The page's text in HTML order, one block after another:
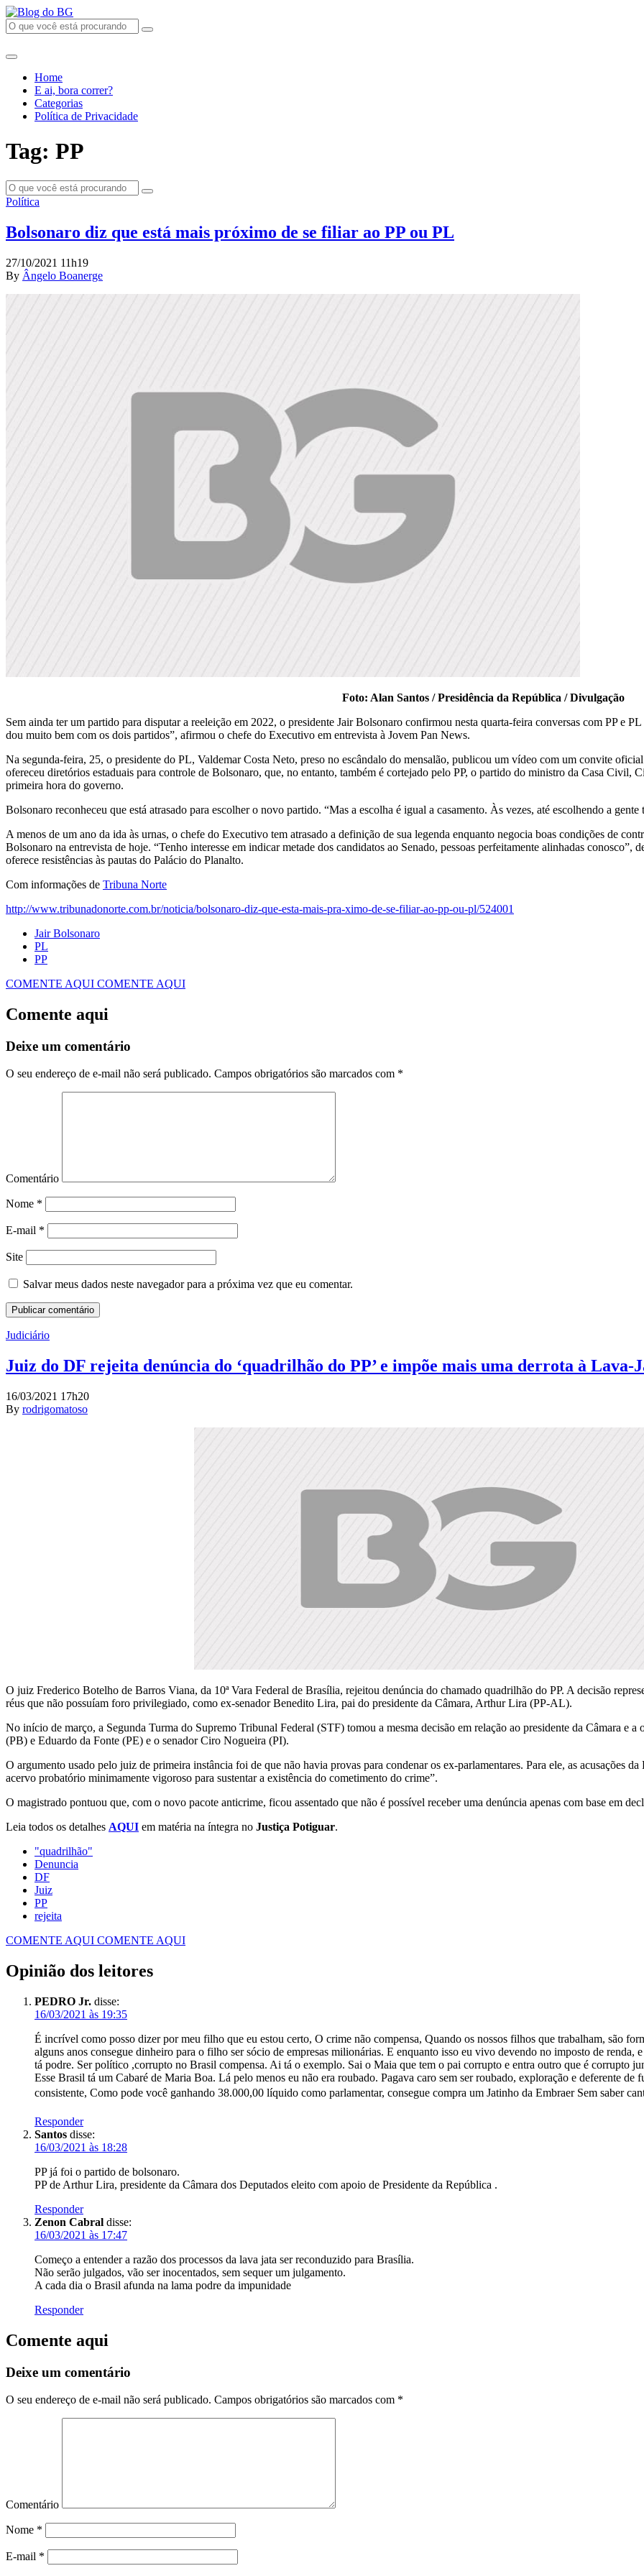
Home
E ai, bora correr?
Categorias
Política de Privacidade
Tag: PP
Política
Bolsonaro diz que está mais próximo de se filiar ao PP ou PL
27/10/2021 11h19
By Ângelo Boanerge
Foto: Alan Santos / Presidência da República / Divulgação
Sem ainda ter um partido para disputar a reeleição em 2022, o presidente Jair Bolsonaro confirmou nesta quarta-feira conversas com PP e
dou muito bem com os dois partidos”, afirmou o chefe do Executivo em entrevista à Jovem Pan News.
Na segunda-feira, 25, o presidente do PL, Valdemar Costa Neto, preso no escândalo do mensalão, publicou um vídeo com um convite
ofereceu diretórios estaduais para controle de Bolsonaro, que, no entanto, também é cortejado pelo PP, o partido do ministro da Casa
primeira hora do governo.
Bolsonaro reconheceu que está atrasado para escolher o novo partido. “Mas a escolha é igual a casamento. Às vezes, até escolhendo a
A menos de um ano da ida às urnas, o chefe do Executivo tem atrasado a definição de sua legenda enquanto negocia boas condições de
Bolsonaro na entrevista de hoje. “Tenho interesse em indicar metade dos candidatos ao Senado, pessoas perfeitamente alinhadas
oferece resistências às pautas do Palácio do Planalto.
Com informações de Tribuna Norte
http://www.tribunadonorte.com.br/noticia/bolsonaro-diz-que-esta-mais-pra-ximo-de-se-filiar-ao-pp-ou-pl/524001
Jair Bolsonaro
PL
PP
COMENTE AQUI COMENTE AQUI
Comente aqui
Deixe um comentário
O seu endereço de e-mail não será publicado. Campos obrigatórios são marcados com *
Comentário
Nome *
E-mail *
Site
Salvar meus dados neste navegador para a próxima vez que eu comentar.
Judiciário
Juiz do DF rejeita denúncia do ‘quadrilhão do PP’ e impõe mais uma derrota à Lava-
16/03/2021 17h20
By rodrigomatoso
O juiz Frederico Botelho de Barros Viana, da 10ª Vara Federal de Brasília, rejeitou denúncia do chamado quadrilhão do PP. A decisão
réus que não possuíam foro privilegiado, como ex-senador Benedito Lira, pai do presidente da Câmara, Arthur Lira (PP-AL).
No início de março, a Segunda Turma do Supremo Tribunal Federal (STF) tomou a mesma decisão em relação ao presidente da Câmara e
(PB) e Eduardo da Fonte (PE) e o senador Ciro Nogueira (PI).
O argumento usado pelo juiz de primeira instância foi de que não havia provas para condenar os ex-parlamentares. Para ele, as acusações
acervo probatório minimamente vigoroso para sustentar a existência do cometimento do crime”.
O magistrado pontuou que, com o novo pacote anticrime, ficou assentado que não é possível receber uma denúncia apenas com base em
Leia todos os detalhes AQUI em matéria na íntegra no Justiça Potiguar.
"quadrilhão"
Denuncia
DF
Juiz
PP
rejeita
COMENTE AQUI COMENTE AQUI
Opinião dos leitores
PEDRO Jr. disse:
16/03/2021 às 19:35
É incrível como posso dizer por meu filho que eu estou certo, O crime não compensa, Quando os nossos filhos que trabalham, são
alguns anos consegue dinheiro para o filho ser sócio de empresas milionárias. E enquanto isso eu vivo devendo no imposto de renda,
tá podre. Ser político ,corrupto no Brasil compensa. Ai tá o exemplo. Sai o Maia que tem o pai corrupto e entra outro que é corrupto
Esse Brasil tá um Cabaré de Maria Boa. Lá pelo menos eu não era roubado. Pagava caro sem ser roubado, exploração e deferente
consistente, Como pode você ganhando 38.000,00 líquido como parlamentar, consegue compra um Jatinho da Embraer Sem saber
Responder
Santos disse:
16/03/2021 às 18:28
PP já foi o partido de bolsonaro.
PP de Arthur Lira, presidente da Câmara dos Deputados eleito com apoio de Presidente da República .
Responder
Zenon Cabral disse:
16/03/2021 às 17:47
Começo a entender a razão dos processos da lava jata ser reconduzido para Brasília.
Não serão julgados, vão ser inocentados, sem sequer um julgamento.
A cada dia o Brasil afunda na lama podre da impunidade
Responder
Comente aqui
Deixe um comentário
O seu endereço de e-mail não será publicado. Campos obrigatórios são marcados com *
Comentário
Nome *
E-mail *